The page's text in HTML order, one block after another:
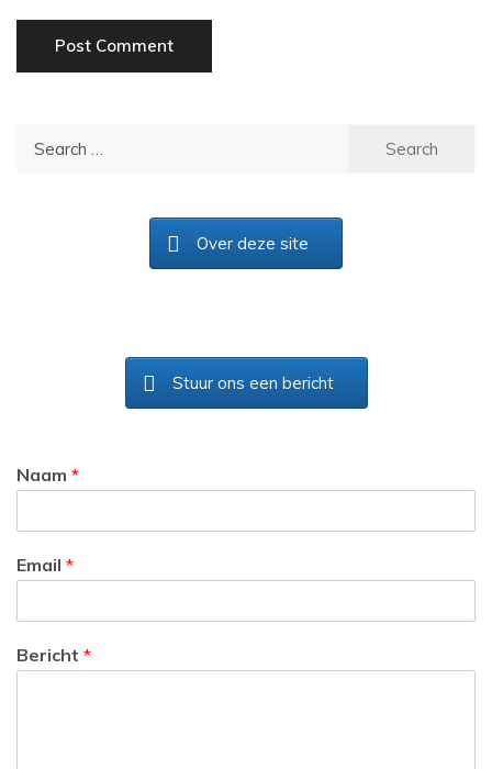
Over deze site
Stuur ons een bericht
Naam *
Email *
Bericht *